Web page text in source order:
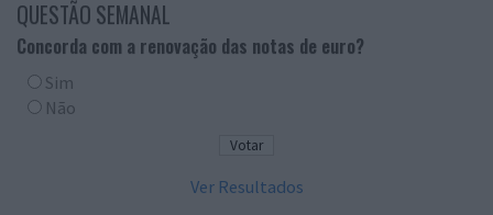
QUESTÃO SEMANAL
Concorda com a renovação das notas de euro?
Sim
Não
Ver Resultados